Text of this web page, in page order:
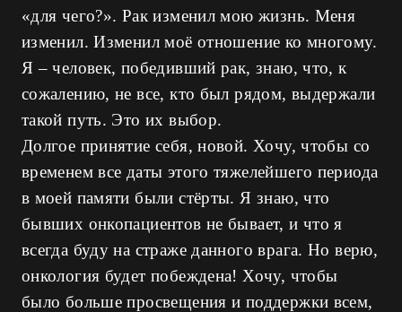
«для чего?». Рак изменил мою жизнь. Меня
изменил. Изменил моё отношение ко многому.
Я – человек, победивший рак, знаю, что, к
сожалению, не все, кто был рядом, выдержали
такой путь. Это их выбор.
Долгое принятие себя, новой. Хочу, чтобы со
временем все даты этого тяжелейшего периода
в моей памяти были стёрты. Я знаю, что
бывших онкопациентов не бывает, и что я
всегда буду на страже данного врага. Но верю,
онкология будет побеждена! Хочу, чтобы
было больше просвещения и поддержки всем,